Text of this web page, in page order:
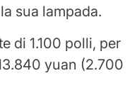
sua lampada.
di 1.100 polli, per
yuan (2.700